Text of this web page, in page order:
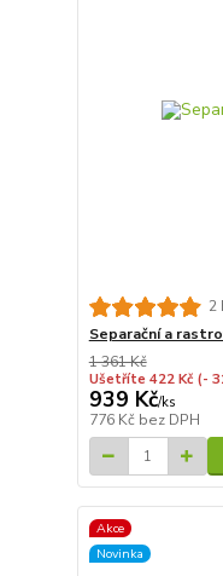
2
Separační a
1 361 Kč
Ušetříte 422 Kč (-
939 Kč/ks
776 Kč bez DPH
Akce
Novinka